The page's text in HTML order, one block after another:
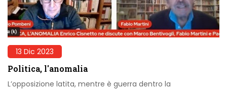
13 Dic 2023
Politica, l'anomalia
L’opposizione latita, mentre è guerra dentro la